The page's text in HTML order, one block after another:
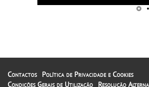
Contactos
Política de Privacidade e Cookies
Condições Gerais de Utilização
Resolução